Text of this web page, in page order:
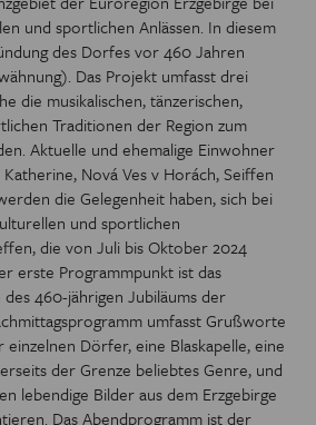
und sportlichen Anlässen. In diesem
des Dorfes vor 460 Jahren
Das Projekt umfasst drei
die musikalischen, tänzerischen,
Traditionen der Region zum
Aktuelle und ehemalige Einwohner
Nová Ves v Horách, Seiffen
die Gelegenheit haben, sich bei
und sportlichen
die von Juli bis Oktober 2024
erste Programmpunkt ist das
460-jährigen Jubiläums der
umfasst Grußworte
Dörfer, eine Blaskapelle, eine
der Grenze beliebtes Genre, und
lebendige Bilder aus dem Erzgebirge
Das Abendprogramm ist der